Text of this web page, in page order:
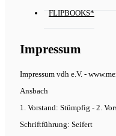
FLIPBOOKS*
Impressum
Impressum vdh e.V. -
Ansbach
1. Vorstand: Stümpfig - 2.
Schriftführung: Seifert